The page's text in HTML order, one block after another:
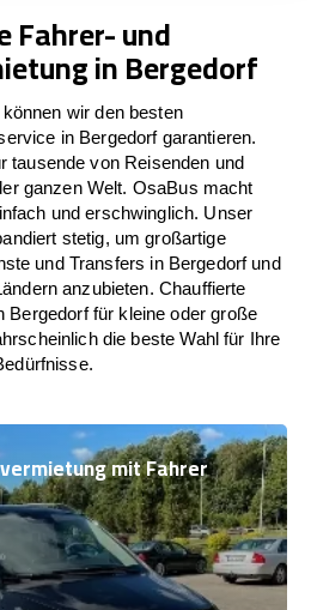
Fahrer- und
in Bergedorf
wir den besten
in Bergedorf garantieren.
tausende von Reisenden und
ganzen Welt. OsaBus macht
und erschwinglich. Unser
stetig, um großartige
und Transfers in Bergedorf und
anzubieten. Chauffierte
Bergedorf für kleine oder große
die beste Wahl für Ihre
mit Fahrer